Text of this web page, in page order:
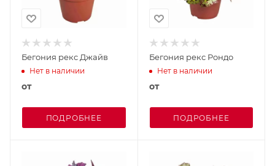
Бегония рекс Джайв
Нет в наличии
от
ПОДРОБНЕЕ
Бегония рекс Рондо
Нет в наличии
от
ПОДРОБНЕЕ